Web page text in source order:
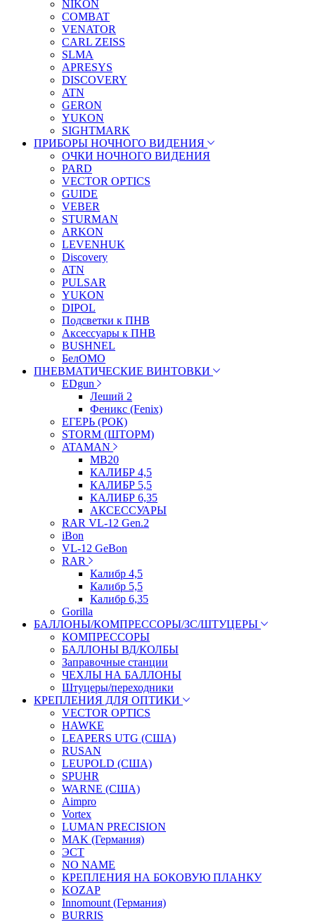
NIKON
COMBAT
VENATOR
CARL ZEISS
SLMA
APRESYS
DISCOVERY
ATN
GERON
YUKON
SIGHTMARK
ПРИБОРЫ НОЧНОГО ВИДЕНИЯ
ОЧКИ НОЧНОГО ВИДЕНИЯ
PARD
VECTOR OPTICS
GUIDE
VEBER
STURMAN
ARKON
LEVENHUK
Discovery
ATN
PULSAR
YUKON
DIPOL
Подсветки к ПНВ
Аксессуары к ПНВ
BUSHNEL
БелОМО
ПНЕВМАТИЧЕСКИЕ ВИНТОВКИ
EDgun
Леший 2
Феникс (Fenix)
ЕГЕРЬ (РОК)
STORM (ШТОРМ)
ATAMAN
МВ20
КАЛИБР 4,5
КАЛИБР 5,5
КАЛИБР 6,35
АКСЕССУАРЫ
RAR VL-12 Gen.2
iBon
VL-12 GeBon
RAR
Калибр 4,5
Калибр 5,5
Калибр 6,35
Gorilla
БАЛЛОНЫ/КОМПРЕССОРЫ/ЗС/ШТУЦЕРЫ
КОМПРЕССОРЫ
БАЛЛОНЫ ВД/КОЛБЫ
Заправочные станции
ЧЕХЛЫ НА БАЛЛОНЫ
Штуцеры/переходники
КРЕПЛЕНИЯ ДЛЯ ОПТИКИ
VECTOR OPTICS
HAWKE
LEAPERS UTG (США)
RUSAN
LEUPOLD (США)
SPUHR
WARNE (США)
Aimpro
Vortex
LUMAN PRECISION
MAK (Германия)
ЭСТ
NO NAME
КРЕПЛЕНИЯ НА БОКОВУЮ ПЛАНКУ
KOZAP
Innomount (Германия)
BURRIS